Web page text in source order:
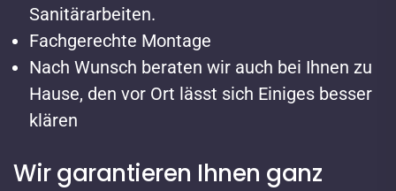
Sanitärarbeiten.
Fachgerechte Montage
Nach Wunsch beraten wir auch bei Ihnen zu
Hause, den vor Ort lässt sich Einiges besser
klären
Wir garantieren Ihnen ganz